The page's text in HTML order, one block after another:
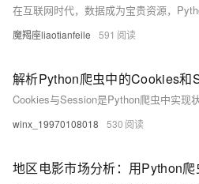
魔羯座liaotianfeile 591
解析Python爬虫中的Cookies和
winx_19970108018 530